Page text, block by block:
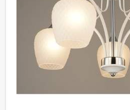
конфиденциальности
Отделка